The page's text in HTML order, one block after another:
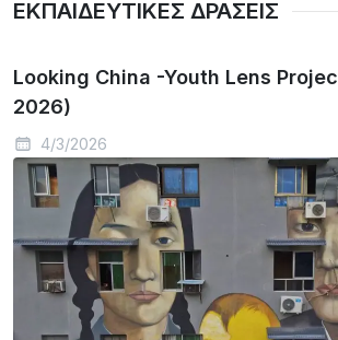
ΕΚΠΑΙΔΕΥΤΙΚΕΣ ΔΡΑΣΕΙΣ
Looking China -Youth Lens
2026)
4/3/2026